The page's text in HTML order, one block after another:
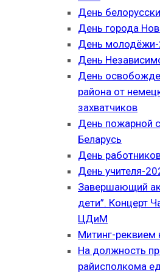
День
День города
День
День
День
района от
захватчиков
День пожарной
Беларусь
День
День учителя-
Завершающий
дети”. Концерт
ЦДиМ
Митинг-реквием
На должность
райисполкома